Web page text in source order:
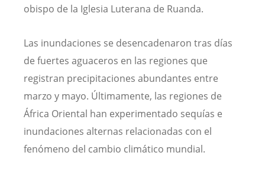
obispo de la Iglesia Luterana de Ruanda.
Las inundaciones se desencadenaron tras días
de fuertes aguaceros en las regiones que
registran precipitaciones abundantes entre
marzo y mayo. Últimamente, las regiones de
África Oriental han experimentado sequías e
inundaciones alternas relacionadas con el
fenómeno del cambio climático mundial.